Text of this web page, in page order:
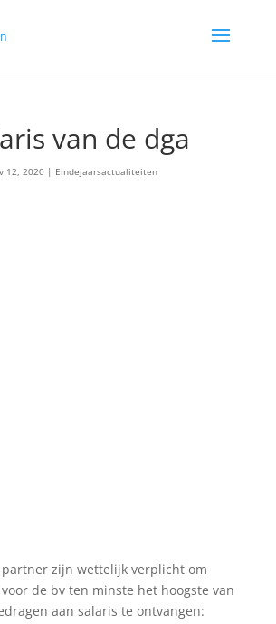
van de dga
12, 2020| Eindejaarsactualiteiten
partner zijn wettelijk verplicht om
de bv ten minste het hoogste van
aan salaris te ontvangen: